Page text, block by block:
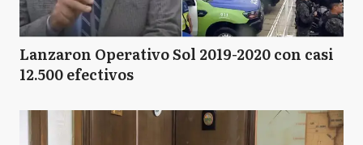
Lanzaron Operativo Sol 2019-2020 con casi
12.500 efectivos